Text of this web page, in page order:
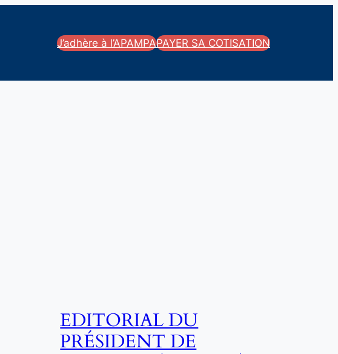
J’adhère à l’APAMPAPAYER SA COTISATION
EDITORIAL DU
PRÉSIDENT DE